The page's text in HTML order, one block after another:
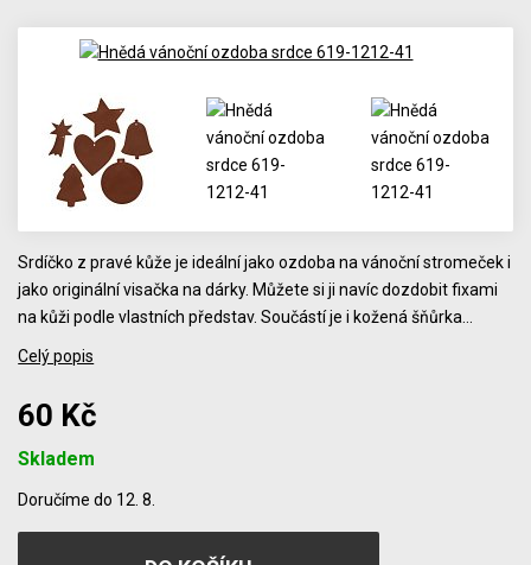
Srdíčko z pravé kůže je ideální jako ozdoba na vánoční stromeček i
jako originální visačka na dárky. Můžete si ji navíc dozdobit fixami
na kůži podle vlastních představ. Součástí je i kožená šňůrka…
Celý popis
60 Kč
Skladem
Doručíme do 12. 8.